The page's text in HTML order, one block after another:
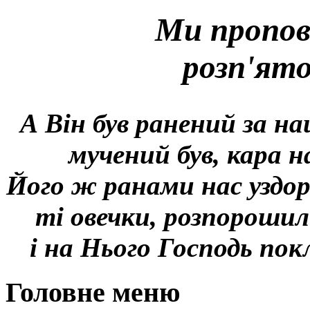
Ми
А Він був ранений за
мучений був, кара
Його ж ранами нас
ті овечки,
і на Нього Господь
Головне меню